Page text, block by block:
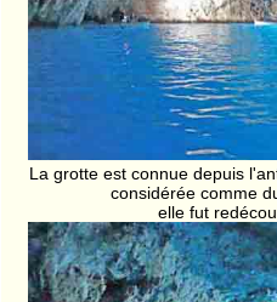
La grotte est connue depuis
considérée comme
elle fut